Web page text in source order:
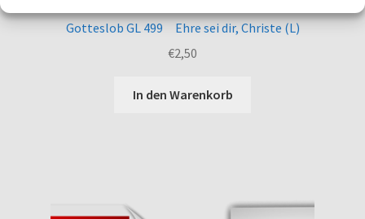
Gotteslob GL 499 Ehre sei dir, Christe (L)
€2,50
In den Warenkorb